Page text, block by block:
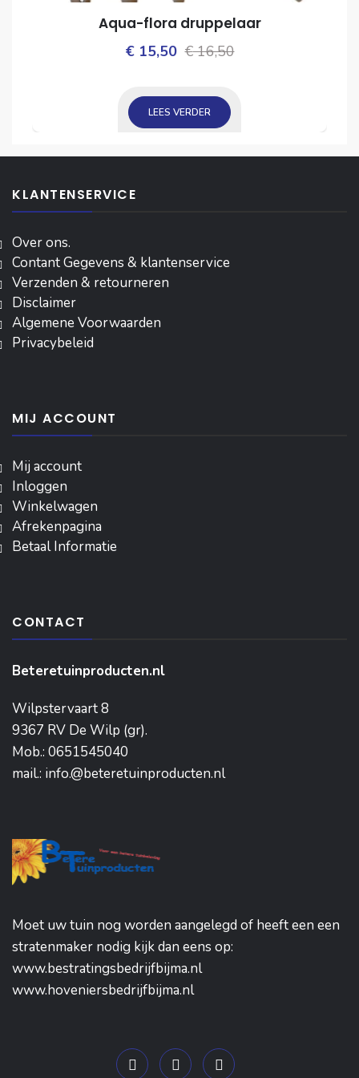
Aqua-flora druppelaar
€16,50Oorspronkelijke
€15,50
Huidige
LEES VERDER
KLANTENSERVICE
Over ons.
Contant Gegevens & klantenservice
Verzenden & retourneren
Disclaimer
Algemene Voorwaarden
Privacybeleid
MIJ ACCOUNT
Mij account
Inloggen
‎Winkelwagen
Afrekenpagina
Betaal Informatie
CONTACT
Beteretuinproducten.nl
Wilpstervaart 8
9367 RV De Wilp (gr).
Mob.: 0651545040
mail.: info.@beteretuinproducten.nl
Moet uw tuin nog worden aangelegd of heeft een een
stratenmaker nodig kijk dan eens op:
www.bestratingsbedrijfbijma.nl
www.hoveniersbedrijfbijma.nl